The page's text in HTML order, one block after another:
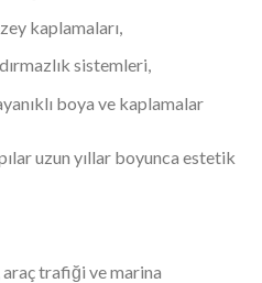
kaplamaları,
sistemleri,
boya ve kaplamalar
uzun yıllar boyunca estetik
araç trafiği ve marina